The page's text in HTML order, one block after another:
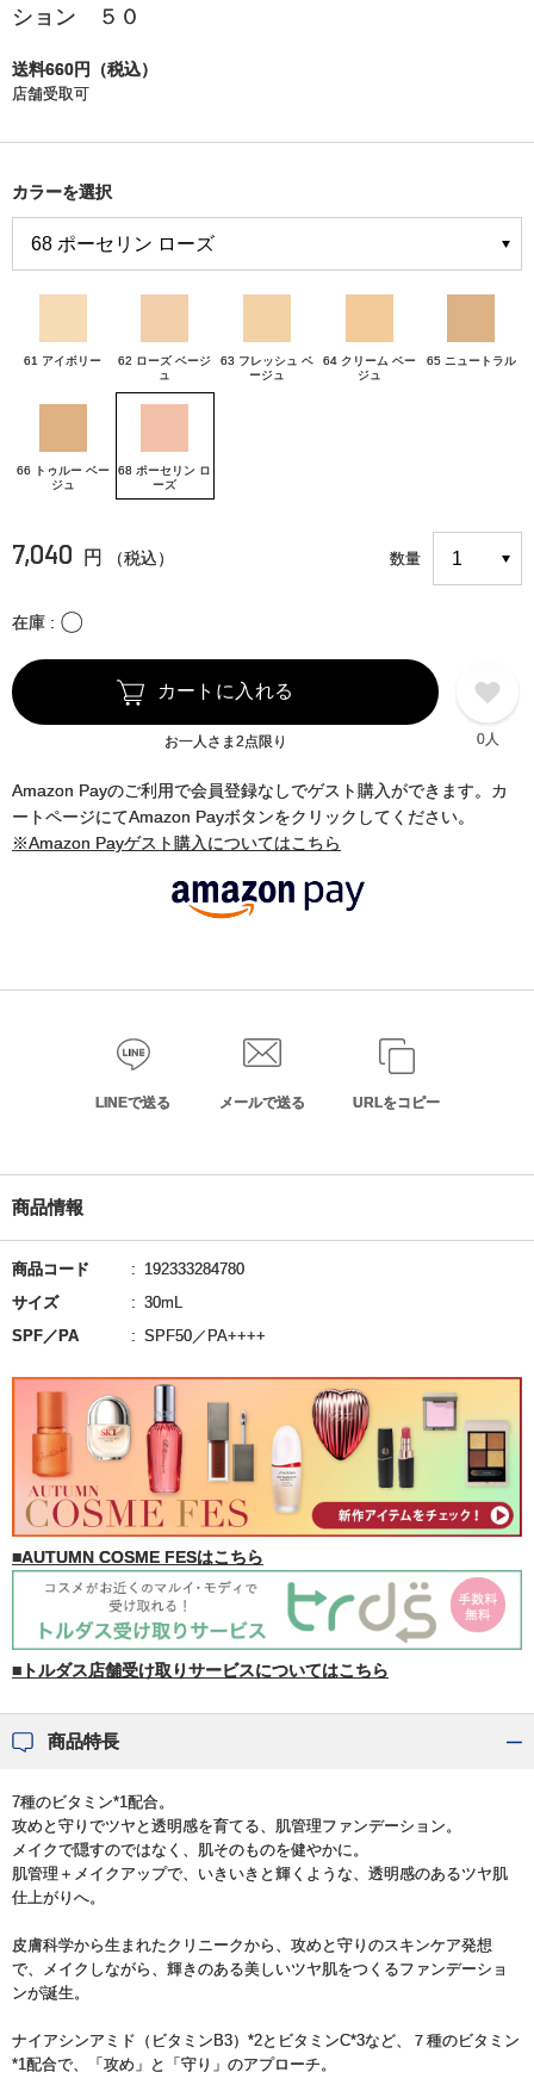
ション ５０
送料660円（税込）
店舗受取可
カラーを選択
61 アイボリー
62 ローズ ベージ
ュ
63 フレッシュ ベ
ージュ
64 クリーム ベー
ジュ
65 ニュートラル
66 トゥルー ベー
ジュ
68 ポーセリン ロ
ーズ
7,040 円 （税込） 数量
在庫 〇
カートに入れる
お一人さま2点限り 0人
Amazon Payのご利用で会員登録なしでゲスト購入ができます。カ
ートページにてAmazon Payボタンをクリックしてください。
※Amazon Payゲスト購入についてはこちら
LINEで送る メールで送る URLをコピー
商品情報
商品コード
192333284780
サイズ
30mL
SPF／PA
SPF50／PA++++
■AUTUMN COSME FESはこちら
■トルダス店舗受け取りサービスについてはこちら
商品特長
7種のビタミン*1配合。
攻めと守りでツヤと透明感を育てる、肌管理ファンデーション。
メイクで隠すのではなく、肌そのものを健やかに。
肌管理＋メイクアップで、いきいきと輝くような、透明感のあるツヤ肌
仕上がりへ。
皮膚科学から生まれたクリニークから、攻めと守りのスキンケア発想
で、メイクしながら、輝きのある美しいツヤ肌をつくるファンデーショ
ンが誕生。
ナイアシンアミド（ビタミンB3）*2とビタミンC*3など、７種のビタミン
*1配合で、「攻め」と「守り」のアプローチ。